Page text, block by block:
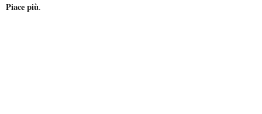
Piace più.